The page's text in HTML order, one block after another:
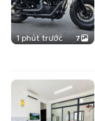
1 phút trước 7